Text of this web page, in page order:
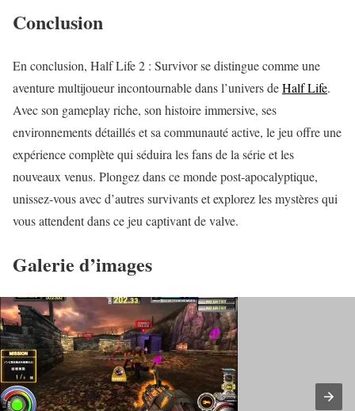
Conclusion
En conclusion, Half Life 2 : Survivor se distingue comme une
aventure multijoueur incontournable dans l’univers deHalf Life.
Avec son gameplay riche, son histoire immersive, ses
environnements détaillés et sa communauté active, le jeu offre une
expérience complète qui séduira les fans de la série et les
nouveaux venus. Plongez dans ce monde post-apocalyptique,
unissez-vous avec d’autres survivants et explorez les mystères qui
vous attendent dans ce jeu captivant de valve.
Galerie d’images